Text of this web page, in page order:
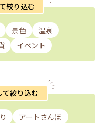
絞り込む
景色
温泉
イベント
て絞り込む
アートさんぽ